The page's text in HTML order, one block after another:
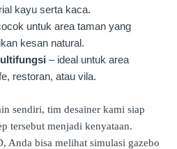
kayu serta kaca.
untuk area taman yang
kesan natural.
– ideal untuk area
restoran, atau vila.
sendiri, tim desainer kami siap
tersebut menjadi kenyataan.
Anda bisa melihat simulasi gazebo